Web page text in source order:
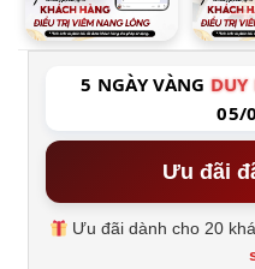
5 NGÀY VÀNG DUY
05/
Ưu đãi
Ưu đãi dành cho 20